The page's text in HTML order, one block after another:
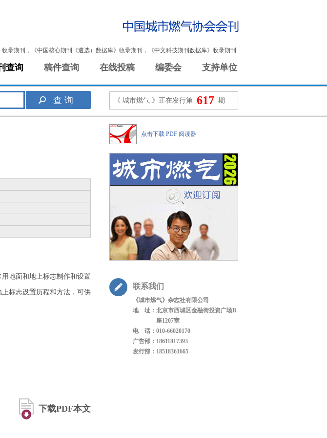
录期刊，《中国核心期刊《遴选）数据库》收录期刊，《中文科技期刊数据库》收录期刊
查询 稿件查询 在线投稿 编委会 支持单位
《 城市燃气 》正在发行第 617 期
地面和地上标志制作和设置
标志设置历程和方法，可供
下载PDF本文
点击下载 PDF 阅读器
联系我们
《城市燃气》杂志社有限公司
地 址： 北京市西城区金融街投资广场B
座1207室
电 话： 010-66020170
广告部： 18611817393
发行部： 18518361665